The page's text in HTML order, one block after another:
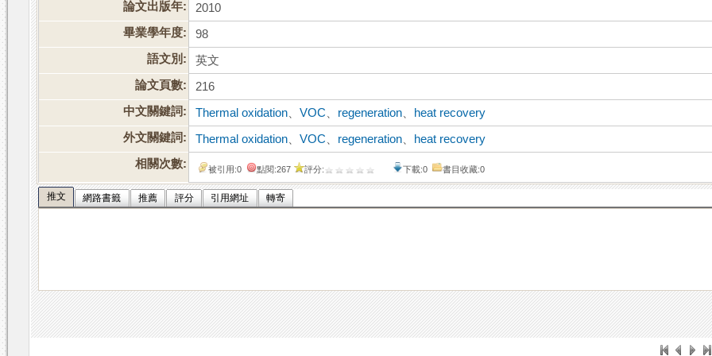
論文出版年:
2010
畢業學年度:
98
語文別:
英文
論文頁數:
216
中文關鍵詞:
Thermal oxidation 、VOC regeneration
heat recovery
外文關鍵詞:
Thermal oxidation 、VOC regeneration
heat recovery
相關次數:
被引用:0 點閱:267 評分: 下載:0 書目收藏:0
推文 網路書籤 推薦 評分 引用網址 轉寄